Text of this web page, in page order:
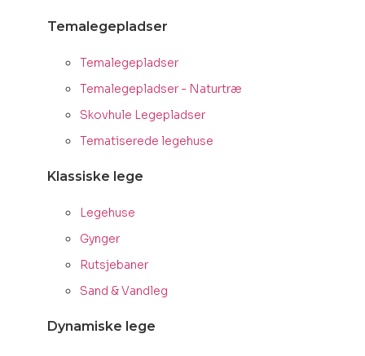
Temalegepladser
Temalegepladser
Temalegepladser - Naturtræ
Skovhule Legepladser
Tematiserede legehuse
Klassiske lege
Legehuse
Gynger
Rutsjebaner
Sand & Vandleg
Dynamiske lege